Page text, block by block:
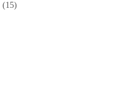
(15)